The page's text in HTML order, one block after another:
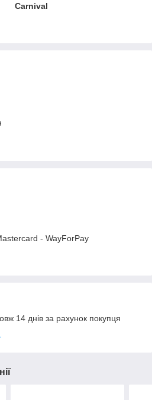
Carnival
- WayForPay
14 днів за рахунок покупця